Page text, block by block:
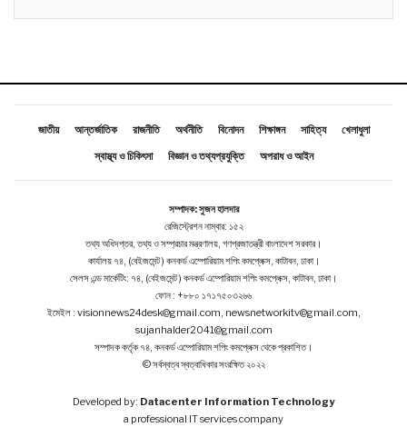
জাতীয় আন্তর্জাতিক রাজনীতি অর্থনীতি বিনোদন শিক্ষাঙ্গন সাহিত্য
খেলাধুলা
স্বাস্থ্য ও চিকিৎসা
বিজ্ঞান ও তথ্যপ্রযুক্তি অপরাধ ও আইন
সম্পাদক: সুজন হালদার
রেজিস্ট্রেশন নাম্বার: ১৫২
তথ্য অধিদপ্তর, তথ্য ও সম্প্রচার মন্ত্রণালয়, গণপ্রজাতন্ত্রী বাংলাদেশ সরকার।
কার্যালয় ৭৪, (বেইজমেন্ট ) কনকর্ড এম্পোরিয়াম শপিং কমপ্লেক্স, কাটাবন, ঢাকা।
সেলস এন্ড মার্কেটিং: ৭৪, (বেইজমেন্ট ) কনকর্ড এম্পোরিয়াম শপিং কমপ্লেক্স, কাটাবন, ঢাকা।
ফোন : +৮৮০ ১৭১৭৫০৩২৬৬
ইমেইল : visionnews24desk@gmail.com, newsnetworkitv@gmail.com,
sujanhalder2041@gmail.com
সম্পাদক কর্তৃক ৭৪, কনকর্ড এম্পোরিয়াম শপিং কমপ্লেক্স থেকে প্রকাশিত।
© সর্বস্বত্ব স্বত্বাধিকার সংরক্ষিত ২০২২
Developed by: Datacenter Information Technology
a professional IT services company